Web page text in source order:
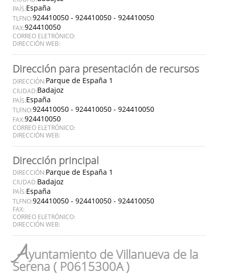
PAÍS:España
TLFNO:924410050 - 924410050 - 924410050
FAX:924410050
CORREO ELETRÓNICO:
DIRECCIÓN WEB:
Dirección para presentación de recursos
DIRECCIÓN:Parque de España 1
CIUDAD:Badajoz
PAÍS:España
TLFNO:924410050 - 924410050 - 924410050
FAX:924410050
CORREO ELETRÓNICO:
DIRECCIÓN WEB:
Dirección principal
DIRECCIÓN:Parque de España 1
CIUDAD:Badajoz
PAÍS:España
TLFNO:924410050 - 924410050 - 924410050
FAX:
CORREO ELETRÓNICO:
DIRECCIÓN WEB:
Ayuntamiento de Villanueva de la
Serena ( P0615300A )